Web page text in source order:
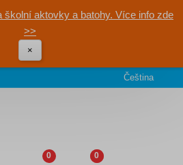
aktovky a batohy. Více info zde
>>
×
Čeština
0 0